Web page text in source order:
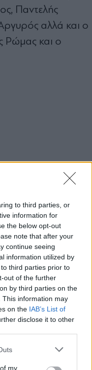
to third parties, or
information for
the below opt-out
note that after your
continue seeing
information utilized by
third parties prior to
out of the further
by third parties on the
This information may
on the IAB’s List of
disclose it to other
my
Παντελής
αλλά και ο
Ρώμας και ο
#Νέα